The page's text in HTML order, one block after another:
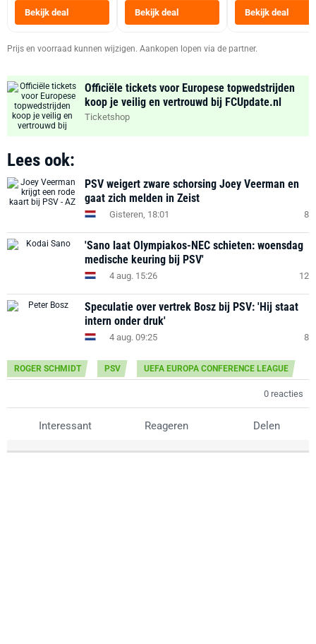
Bekijk deal Bekijk deal
Heteluchtfriteuse
Zwart
Bekijk deal
Prijs en voorraad kunnen wijzigen. Aankopen lopen via de partner.
Officiële tickets voor Europese topwedstrijden
koop je veilig en vertrouwd bij FCUpdate.nl
Ticketshop
Lees ook:
PSV weigert zware schorsing Joey Veerman en
gaat zich melden in Zeist
Gisteren, 18:01 8
'Sano laat Olympiakos-NEC schieten: woensdag
medische keuring bij PSV'
4 aug. 15:26 12
Speculatie over vertrek Bosz bij PSV: 'Hij staat
intern onder druk'
4 aug. 09:25 8
ROGER SCHMIDT PSV UEFA EUROPA CONFERENCE LEAGUE
0 reacties
Interessant Reageren Delen